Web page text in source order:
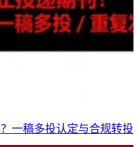
一稿多投认定与合规转投